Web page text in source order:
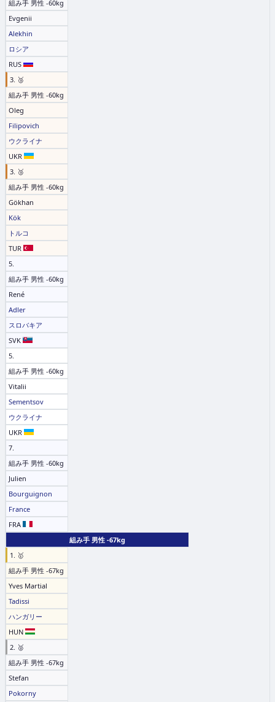
組み手 男性 -60kg
Evgenii
Alekhin
ロシア
RUS
3. 🥉
組み手 男性 -60kg
Oleg
Filipovich
ウクライナ
UKR
3. 🥉
組み手 男性 -60kg
Gökhan
Kök
トルコ
TUR
5.
組み手 男性 -60kg
René
Adler
スロバキア
SVK
5.
組み手 男性 -60kg
Vitalii
Sementsov
ウクライナ
UKR
7.
組み手 男性 -60kg
Julien
Bourguignon
France
FRA
組み手 男性 -67kg
1. 🥇
組み手 男性 -67kg
Yves Martial
Tadissi
ハンガリー
HUN
2. 🥈
組み手 男性 -67kg
Stefan
Pokorny